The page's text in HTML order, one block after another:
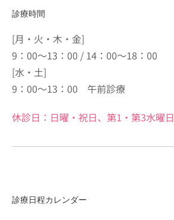
診療時間
[月・火・木・金]
9：00～13：00 / 14：00～18：00
[水・土]
9：00～13：00 午前診療
休診日：日曜・祝日、第1・第3水曜日
診療日程カレンダー